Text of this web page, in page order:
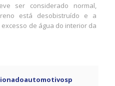
ser considerado normal,
está desobistruído e a
de água do interior da